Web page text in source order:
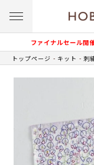
ファイナルセール開
トップページ キット 刺